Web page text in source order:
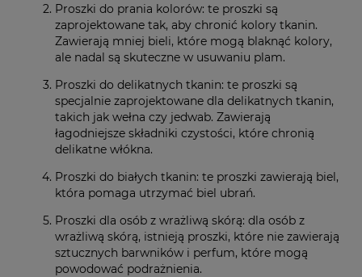
Proszki do prania kolorów: te proszki są
zaprojektowane tak, aby chronić kolory tkanin.
Zawierają mniej bieli, które mogą blaknąć kolory,
ale nadal są skuteczne w usuwaniu plam.
Proszki do delikatnych tkanin: te proszki są
specjalnie zaprojektowane dla delikatnych tkanin,
takich jak wełna czy jedwab. Zawierają
łagodniejsze składniki czystości, które chronią
delikatne włókna.
Proszki do białych tkanin: te proszki zawierają biel,
która pomaga utrzymać biel ubrań.
Proszki dla osób z wrażliwą skórą: dla osób z
wrażliwą skórą, istnieją proszki, które nie zawierają
sztucznych barwników i perfum, które mogą
powodować podrażnienia.